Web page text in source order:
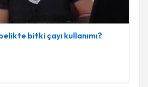
bitki çayı kullanımı?